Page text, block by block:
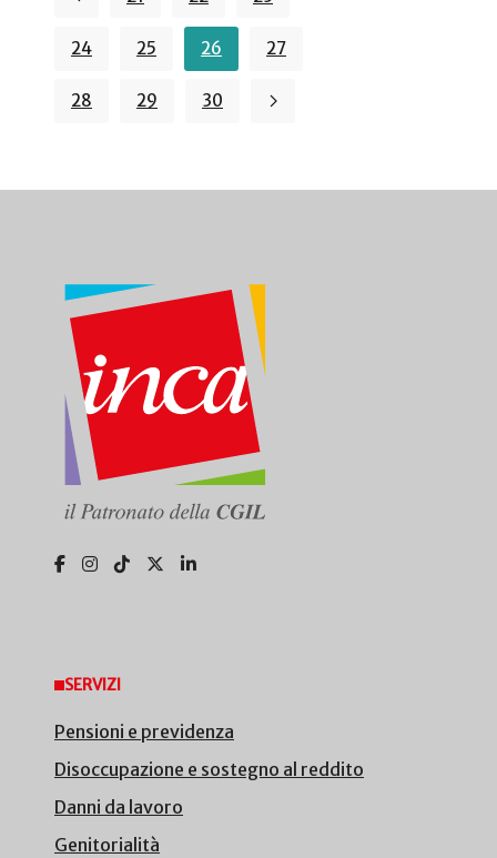
24 25 26 27
28 29 30
SERVIZI
Pensioni e previdenza
Disoccupazione e sostegno al reddito
Danni da lavoro
Genitorialità